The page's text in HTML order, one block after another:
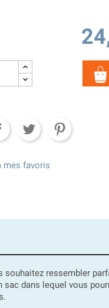
mes favoris
ressembler
dans lequel vous